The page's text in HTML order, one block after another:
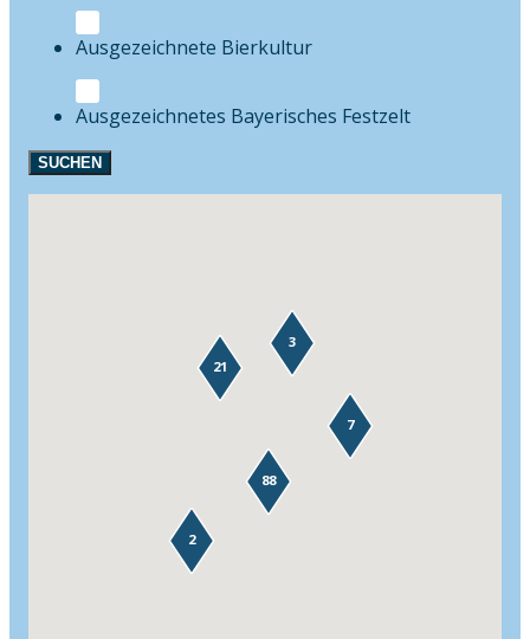
Bierkultur
Festzelt
SUCHEN
88
7
21
2
3